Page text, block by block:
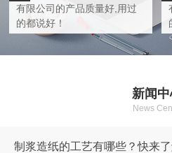
有限公司的产品质量好,用过
的都说好！
新闻
News
制浆造纸的工艺有哪些？快来